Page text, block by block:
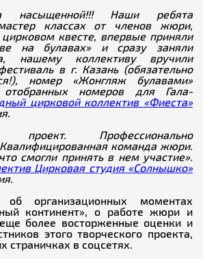
насыщенной!!! Наши ребята
классах от членов жюри,
квесте, впервые приняли
на булавах» и сразу заняли
нашему коллективу вручили
в г. Казань (обязательно
номер «Жонгляж булавами»
номеров для Гала-
цирковой коллектив «Фиеста»
проект. Профессионально
команда жюри.
смогли принять в нем участие».
Цирковая студия «Солнышко»
организационных моментах
континент», о работе жюри и
более восторженные оценки и
этого творческого проекта,
страничках в соцсетях.